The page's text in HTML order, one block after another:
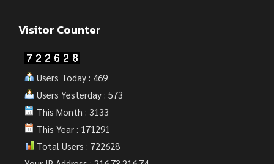
Visitor Counter
Users Today : 469
Users Yesterday : 573
This Month : 3133
This Year : 171291
Total Users : 722628